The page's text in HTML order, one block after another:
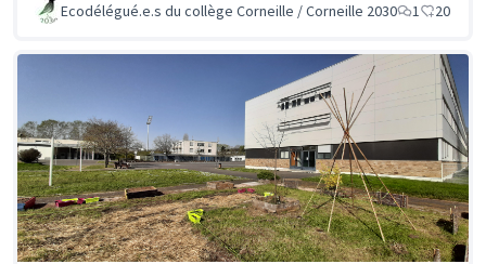
Ecodélégué.e.s du collège Corneille / Corneille 2030 1 20